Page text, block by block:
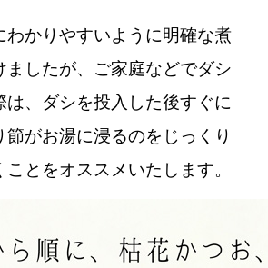
わかりやすいように明確な煮
ましたが、ご家庭などでダシ
は、ダシを投入した後すぐに
節がお湯に浸るのをじっくり
とをオススメいたします。